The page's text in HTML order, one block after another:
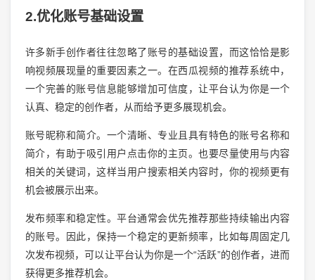
2.优化账号基础设置
许多新手创作者往往忽略了账号的基础设置，而这恰恰是影
响视频展现量的重要因素之一。在西瓜视频的推荐系统中，
一个完善的账号信息能够增加可信度，让平台认为你是一个
认真、稳定的创作者，从而给予更多展现机会。
账号昵称和简介。一个清晰、专业且具有特色的账号名称和
简介，有助于吸引用户点击你的主页。也要尽量使用与内容
相关的关键词，这样当用户搜索相关内容时，你的视频更有
机会被展示出来。
发布频率和稳定性。平台通常会优先推荐那些持续输出内容
的账号。因此，保持一个稳定的更新频率，比如每周固定几
次发布视频，可以让平台认为你是一个“活跃”的创作者，进而
获得更多推荐机会。